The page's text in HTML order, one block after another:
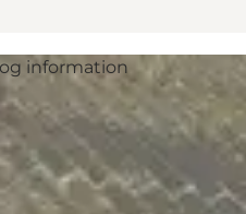
information